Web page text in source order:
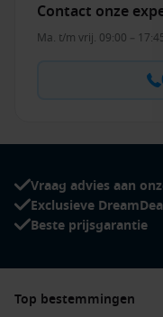
Contact onze
Ma. t/m vrij. 09:00 –
Vraag advies aan
Exclusieve
Beste prijsgarantie
Top bestemmingen